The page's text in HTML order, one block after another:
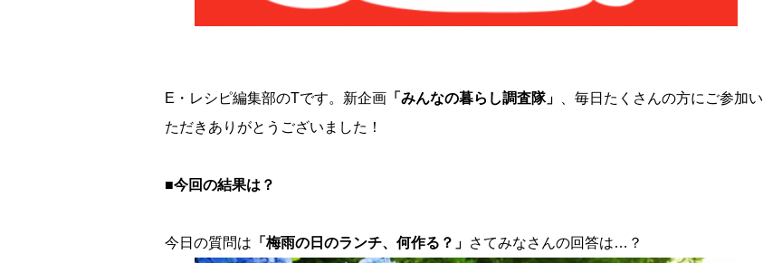
E・レシピ編集部のTです。新企画 「みんなの暮らし調査隊」
、毎日たくさんの方にご参加い
ただきありがとうございました！
■今回の結果は？
今日の質問は 「梅雨の日のランチ、何作る？」 さてみなさんの回答は…？